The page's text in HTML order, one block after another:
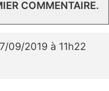
COMMENTAIRE.
09/2019 à 11h22